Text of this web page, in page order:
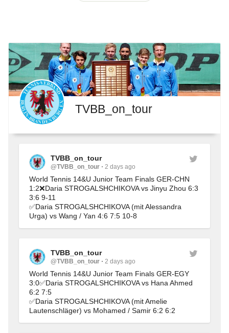
TVBB_on_tour
TVBB_on_tour
@TVBB_on_tour 2 days ago
World Tennis 14&U Junior Team Finals GER-CHN
1:2❌Daria STROGALSHCHIKOVA vs Jinyu Zhou 6:3
3:6 9-11
✅Daria STROGALSHCHIKOVA (mit Alessandra
Urga) vs Wang / Yan 4:6 7:5 10-8
TVBB_on_tour
@TVBB_on_tour 2 days ago
World Tennis 14&U Junior Team Finals GER-EGY
3:0✅Daria STROGALSHCHIKOVA vs Hana Ahmed
6:2 7:5
✅Daria STROGALSHCHIKOVA (mit Amelie
Lautenschläger) vs Mohamed / Samir 6:2 6:2